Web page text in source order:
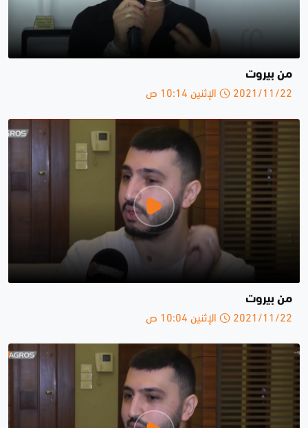
من بيروت
2021/11/22 الإثنين 10:14 ص
من بيروت
2021/11/22 الإثنين 10:04 ص